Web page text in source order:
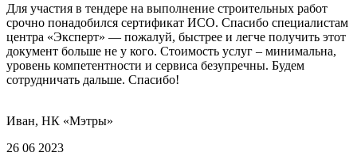
Для участия в тендере на выполнение строительных работ
срочно понадобился сертификат ИСО. Спасибо специалистам
центра «Эксперт» — пожалуй, быстрее и легче получить этот
документ больше не у кого. Стоимость услуг – минимальна,
уровень компетентности и сервиса безупречны. Будем
сотрудничать дальше. Спасибо!
Иван, НК «Мэтры»
26 06 2023